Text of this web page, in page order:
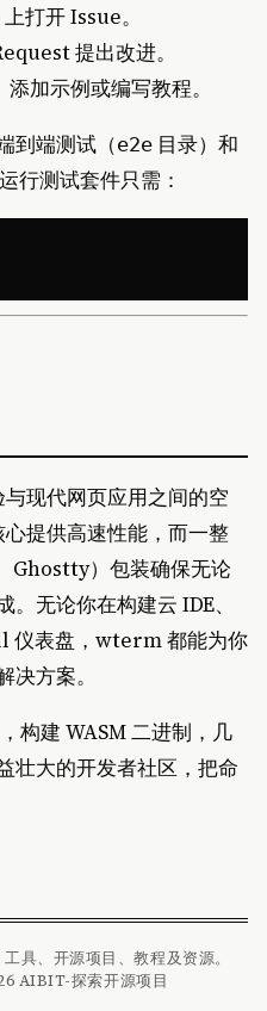
打开 Issue。
提出改进。
加示例或编写教程。
到端测试（e2e 目录）和
行测试套件只需：
现代网页应用之间的空
提供高速性能，而一整
）包装确保无论
无论你在构建云 IDE、
仪表盘，wterm 都能为你
方案。
构建 WASM 二进制，几
壮大的开发者社区，把命
具、开源项目、教程及资源。
AIBIT-探索开源项目